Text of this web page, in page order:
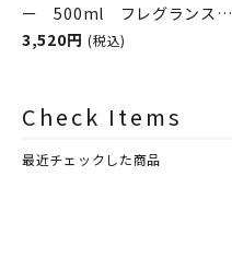
ー 500ml フレグランスラ
ンプ用オイル
3,520円 (税込)
Check Items
最近チェックした商品